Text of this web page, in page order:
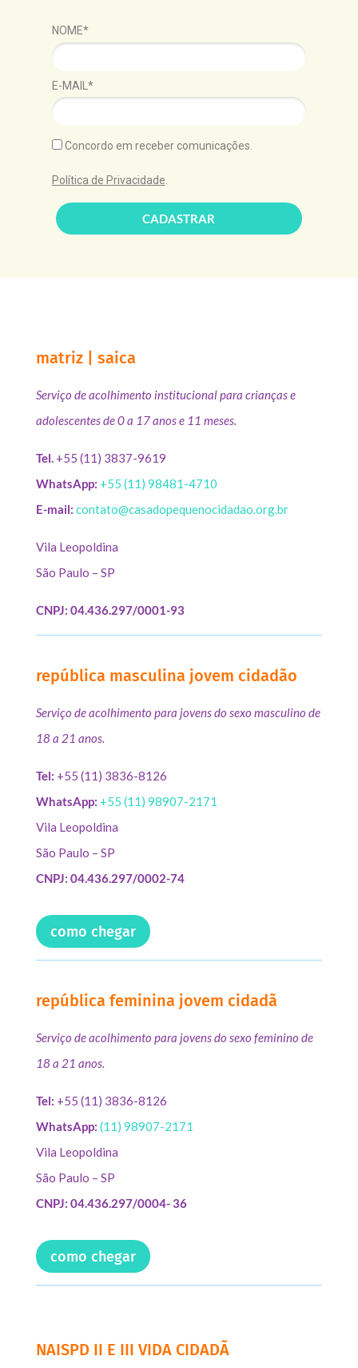
NOME*
E-MAIL*
Concordo em receber comunicações.
Política de Privacidade.
CADASTRAR
matriz | saica
Serviço de acolhimento institucional para crianças e
adolescentes de 0 a 17 anos e 11 meses.
Tel.+55 (11) 3837-9619
WhatsApp: +55 (11) 98481-4710
E-mail: contato@casadopequenocidadao.org.br
Vila Leopoldina
São Paulo – SP
CNPJ: 04.436.297/0001-93
república masculina jovem cidadão
Serviço de acolhimento para jovens do sexo masculino de
18 a 21 anos.
Tel: +55 (11) 3836-8126
WhatsApp: +55 (11) 98907-2171
Vila Leopoldina
São Paulo – SP
CNPJ: 04.436.297/0002-74
como chegar
república feminina jovem cidadã
Serviço de acolhimento para jovens do sexo feminino de
18 a 21 anos.
Tel: +55 (11) 3836-8126
WhatsApp: (11) 98907-2171
Vila Leopoldina
São Paulo – SP
CNPJ: 04.436.297/0004- 36
como chegar
NAISPD II E III VIDA CIDADÃ